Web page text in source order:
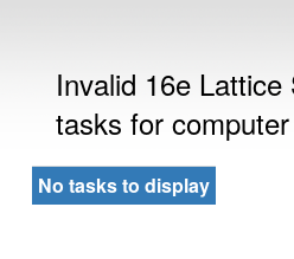
Invalid 16e Lattice
tasks for
No tasks to display